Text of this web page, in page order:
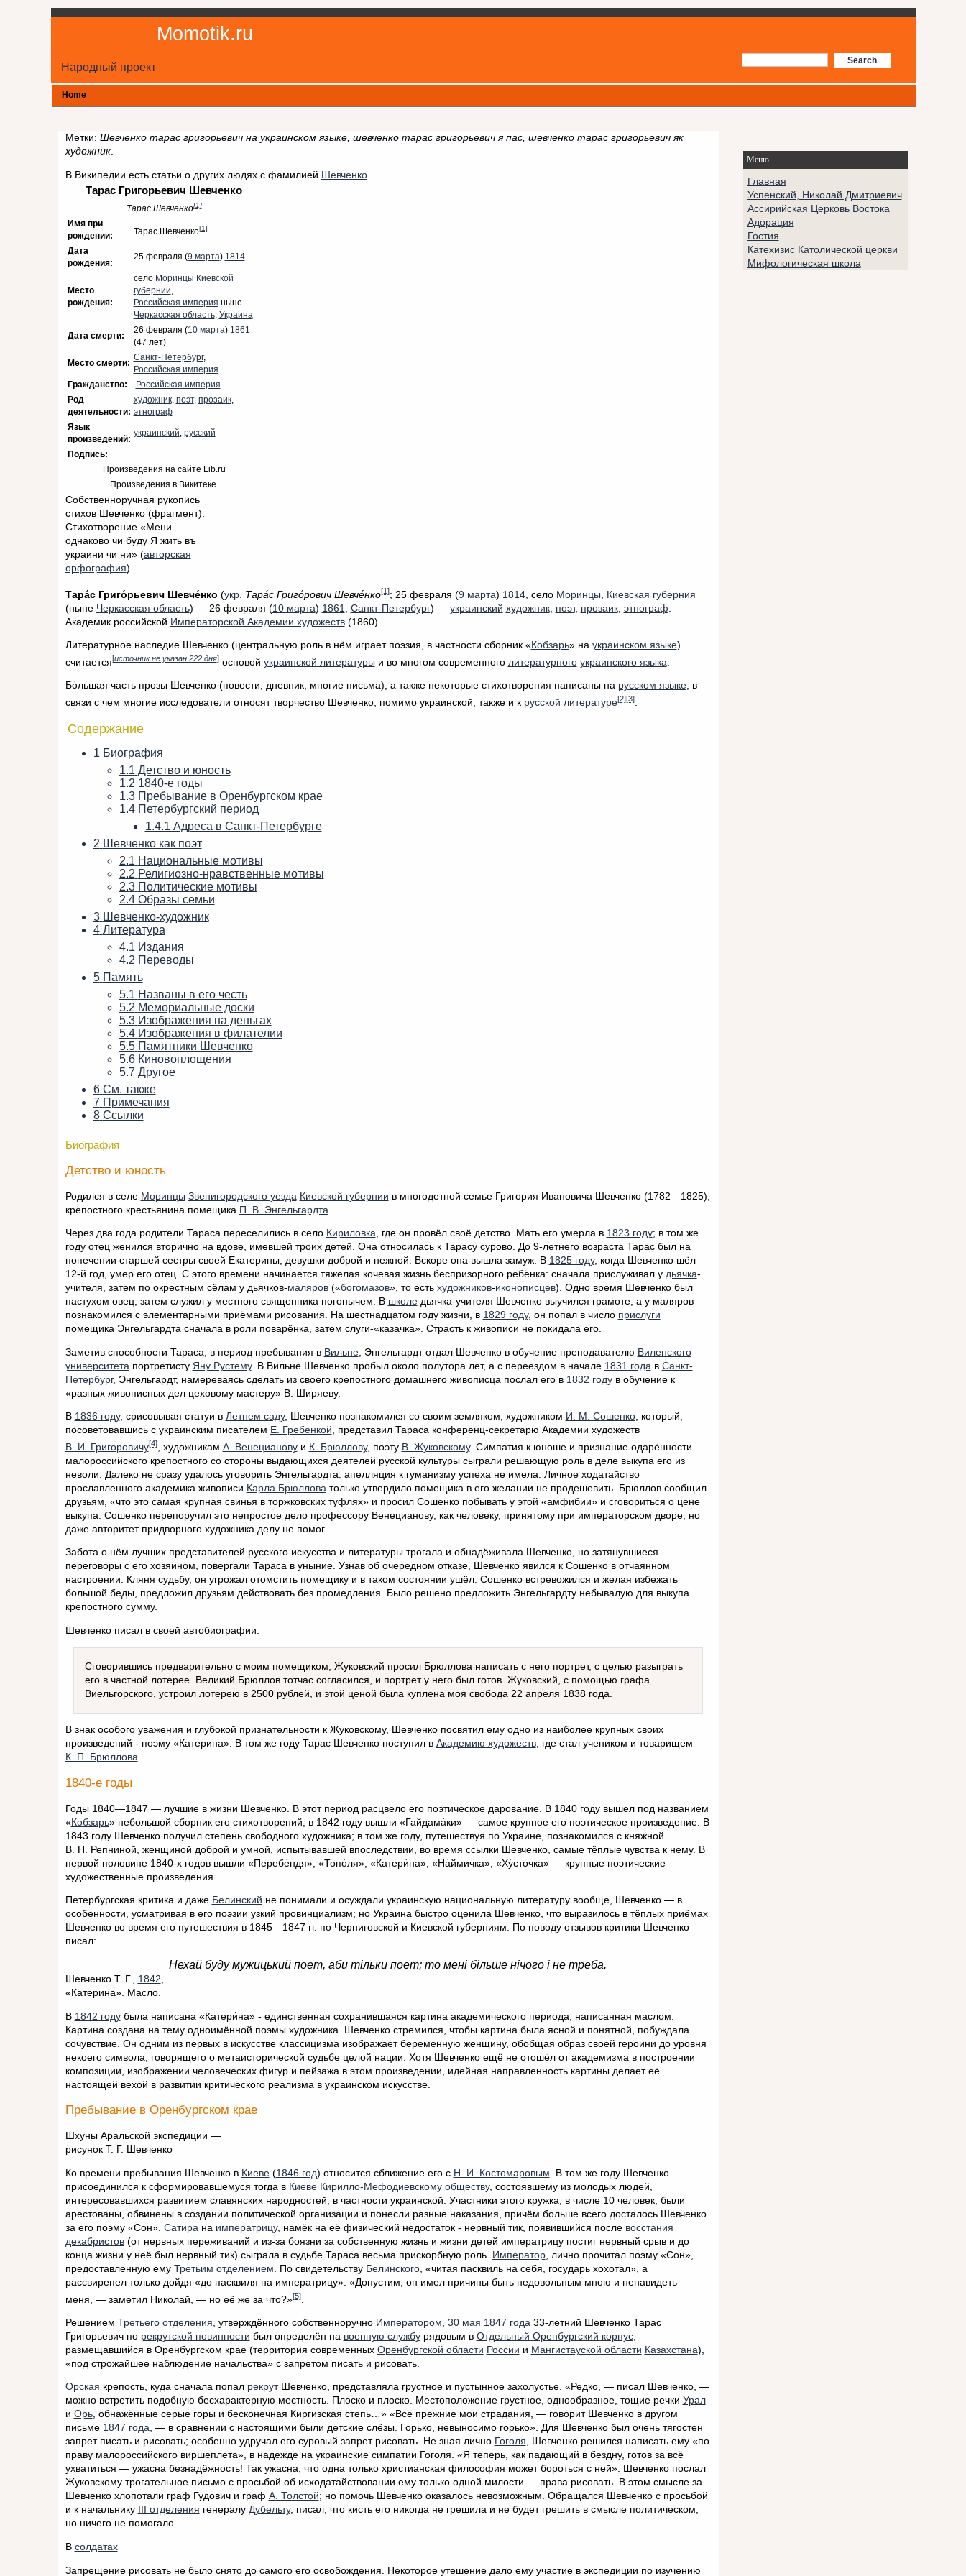
Momotik.ru
Народный проект
Home
Меню
Главная
Успенский, Николай Дмитриевич
Ассирийская Церковь Востока
Адорация
Гостия
Катехизис Католической церкви
Мифологическая школа
Метки: Шевченко тарас григорьевич на украинском языке, шевченко тарас григорьевич я пас, шевченко тарас григорьевич як
художник.
В Википедии есть статьи о других людях с фамилией Шевченко.
Тарас Григорьевич Шевченко
Тарас Шевченко[1]
Имя при
рождении:
Тарас Шевченко[1]
Дата
рождения:
25 февраля (9 марта) 1814
Место
рождения:
село Моринцы Киевской
губернии
Российская империя ныне
Черкасская область, Украина
Дата смерти:
26 февраля (10 марта) 1861
(47 лет)
Место смерти:
Санкт-Петербург,
Российская империя
Гражданство:
Российская империя
Род
деятельности:
художник, поэт, прозаик,
этнограф
Язык
произведений:
украинский русский
Подпись:
Произведения на сайте Lib.ru
Произведения в Викитеке.
Собственноручная рукопись
стихов Шевченко (фрагмент).
Стихотворение «Мени
однаково чи буду Я жить въ
украини чи ни» (авторская
орфография)
Тара́с Григо́рьевич Шевче́нко (укр. Тара́с Григо́рович Шевче́нко[1]; 25 февраля (9 марта) 1814, село Моринцы
Киевская губерния
(ныне Черкасская область) — 26 февраля (10 марта) 1861 Санкт-Петербург) — украинский художник, поэт, прозаик, этнограф
Академик российской Императорской Академии художеств(1860).
Литературное наследие Шевченко (центральную роль в нём играет поэзия, в частности сборник « Кобзарь» на украинском языке)
считается[источник не указан 222 дня]основой украинской литературы и во многом современного литературного украинского языка
Бо́льшая часть прозы Шевченко (повести, дневник, многие письма), а также некоторые стихотворения написаны на русском языке, в
связи с чем многие исследователи относят творчество Шевченко, помимо украинской, также и к русской литературе[2][3].
Содержание
1 Биография
1.1 Детство и юность
1.2 1840-е годы
1.3 Пребывание в Оренбургском крае
1.4 Петербургский период
1.4.1 Адреса в Санкт-Петербурге
2 Шевченко как поэт
2.1 Национальные мотивы
2.2 Религиозно-нравственные мотивы
2.3 Политические мотивы
2.4 Образы семьи
3 Шевченко-художник
4 Литература
4.1 Издания
4.2 Переводы
5 Память
5.1 Названы в его честь
5.2 Мемориальные доски
5.3 Изображения на деньгах
5.4 Изображения в филателии
5.5 Памятники Шевченко
5.6 Киновоплощения
5.7 Другое
6 См. также
7 Примечания
8 Ссылки
Биография
Детство и юность
Родился в селе Моринцы Звенигородского уезда Киевской губернии в многодетной семье Григория Ивановича Шевченко (1782—1825),
крепостного крестьянина помещика П. В. Энгельгардта
Через два года родители Тараса переселились в село Кириловка, где он провёл своё детство. Мать его умерла в 1823 году; в том же
году отец женился вторично на вдове, имевшей троих детей. Она относилась к Тарасу сурово. До 9-летнего возраста Тарас был на
попечении старшей сестры своей Екатерины, девушки доброй и нежной. Вскоре она вышла замуж. В 1825 году, когда Шевченко шёл
12-й год, умер его отец. С этого времени начинается тяжёлая кочевая жизнь беспризорного ребёнка: сначала прислуживал у дьячка-
учителя, затем по окрестным сёлам у дьячков-маляров(«богомазов», то есть художников-иконописцев). Одно время Шевченко был
пастухом овец, затем служил у местного священника погонычем. В школедьячка-учителя Шевченко выучился грамоте, а у маляров
познакомился с элементарными приёмами рисования. На шестнадцатом году жизни, в 1829 году, он попал в число прислуги
помещика Энгельгардта сначала в роли поварёнка, затем слуги-«казачка». Страсть к живописи не покидала его.
Заметив способности Тараса, в период пребывания в Вильне, Энгельгардт отдал Шевченко в обучение преподавателю Виленского
университета портретисту Яну Рустему. В Вильне Шевченко пробыл около полутора лет, а с переездом в начале 1831 года в Санкт-
Петербург, Энгельгардт, намереваясь сделать из своего крепостного домашнего живописца послал его в 1832 годув обучение к
«разных живописных дел цеховому мастеру» В. Ширяеву.
В 1836 году, срисовывая статуи в Летнем саду, Шевченко познакомился со своим земляком, художником И. М. Сошенко, который,
посоветовавшись с украинским писателем Е. Гребенкой, представил Тараса конференц-секретарю Академии художеств
В. И. Григоровичу[4], художникам А. Венециановуи К. Брюллову, поэту В. Жуковскому. Симпатия к юноше и признание одарённости
малороссийского крепостного со стороны выдающихся деятелей русской культуры сыграли решающую роль в деле выкупа его из
неволи. Далеко не сразу удалось уговорить Энгельгардта: апелляция к гуманизму успеха не имела. Личное ходатайство
прославленного академика живописи Карла Брюллова только утвердило помещика в его желании не продешевить. Брюллов сообщил
друзьям, «что это самая крупная свинья в торжковских туфлях» и просил Сошенко побывать у этой «амфибии» и сговориться о цене
выкупа. Сошенко перепоручил это непростое дело профессору Венецианову, как человеку, принятому при императорском дворе, но
даже авторитет придворного художника делу не помог.
Забота о нём лучших представителей русского искусства и литературы трогала и обнадёживала Шевченко, но затянувшиеся
переговоры с его хозяином, повергали Тараса в уныние. Узнав об очередном отказе, Шевченко явился к Сошенко в отчаянном
настроении. Кляня судьбу, он угрожал отомстить помещику и в таком состоянии ушёл. Сошенко встревожился и желая избежать
большой беды, предложил друзьям действовать без промедления. Было решено предложить Энгельгардту небывалую для выкупа
крепостного сумму.
Шевченко писал в своей автобиографии:
Сговорившись предварительно с моим помещиком, Жуковский просил Брюллова написать с него портрет, с целью разыграть
его в частной лотерее. Великий Брюллов тотчас согласился, и портрет у него был готов. Жуковский, с помощью графа
Виельгорского, устроил лотерею в 2500 рублей, и этой ценой была куплена моя свобода 22 апреля 1838 года.
В знак особого уважения и глубокой признательности к Жуковскому, Шевченко посвятил ему одно из наиболее крупных своих
произведений - поэму «Катерина». В том же году Тарас Шевченко поступил в Академию художеств, где стал учеником и товарищем
К. П. Брюллова.
1840-е годы
Годы 1840—1847 — лучшие в жизни Шевченко. В этот период расцвело его поэтическое дарование. В 1840 году вышел под названием
« Кобзарь» небольшой сборник его стихотворений; в 1842 году вышли «Гайдама́ки» — самое крупное его поэтическое произведение. В
1843 году Шевченко получил степень свободного художника; в том же году, путешествуя по Украине, познакомился с княжной
В. Н. Репниной, женщиной доброй и умной, испытывавшей впоследствии, во время ссылки Шевченко, самые тёплые чувства к нему. В
первой половине 1840-х годов вышли «Перебе́ндя», «Топо́ля», «Катери́на», «На́ймичка», «Ху́сточка» — крупные поэтические
художественные произведения.
Петербургская критика и даже Белинский не понимали и осуждали украинскую национальную литературу вообще, Шевченко — в
особенности, усматривая в его поэзии узкий провинциализм; но Украина быстро оценила Шевченко, что выразилось в тёплых приёмах
Шевченко во время его путешествия в 1845—1847 гг. по Черниговской и Киевской губерниям. По поводу отзывов критики Шевченко
писал:
Нехай буду мужицький поет, аби тільки поет; то мені більше нічого і не треба.
Шевченко Т. Г., 1842,
«Катерина». Масло.
В 1842 годубыла написана «Катери́на» - единственная сохранившаяся картина академического периода, написанная маслом.
Картина создана на тему одноимённой поэмы художника. Шевченко стремился, чтобы картина была ясной и понятной, побуждала
сочувствие. Он одним из первых в искусстве классицизма изображает беременную женщину, обобщая образ своей героини до уровня
некоего символа, говорящего о метаисторической судьбе целой нации. Хотя Шевченко ещё не отошёл от академизма в построении
композиции, изображении человеческих фигур и пейзажа в этом произведении, идейная направленность картины делает её
настоящей вехой в развитии критического реализма в украинском искусстве.
Пребывание в Оренбургском крае
Шхуны Аральской экспедиции —
рисунок Т. Г. Шевченко
Ко времени пребывания Шевченко в Киеве(1846 год) относится сближение его с Н. И. Костомаровым . В том же году Шевченко
присоединился к сформировавшемуся тогда в Киеве Кирилло-Мефодиевскому обществу, состоявшему из молодых людей,
интересовавшихся развитием славянских народностей, в частности украинской. Участники этого кружка, в числе 10 человек, были
арестованы, обвинены в создании политической организации и понесли разные наказания, причём больше всего досталось Шевченко
за его поэму «Сон». Сатира на императрицу, намёк на её физический недостаток - нервный тик, появившийся после восстания
декабристов(от нервных переживаний и из-за боязни за собственную жизнь и жизни детей императрицу постиг нервный срыв и до
конца жизни у неё был нервный тик) сыграла в судьбе Тараса весьма прискорбную роль. Император, лично прочитал поэму «Сон»,
предоставленную ему Третьим отделением . По свидетельству Белинского, «читая пасквиль на себя, государь хохотал», а
рассвирепел только дойдя «до пасквиля на императрицу». «Допустим, он имел причины быть недовольным мною и ненавидеть
меня, — заметил Николай, — но её же за что?»[5].
Решением Третьего отделения , утверждённого собственноручно Императором 30 мая 1847 года 33-летний Шевченко Тарас
Григорьевич по рекрутской повинности был определён на военную службурядовым в Отдельный Оренбургский корпус,
размещавшийся в Оренбургском крае (территория современных Оренбургской области России и Мангистауской области Казахстана),
«под строжайшее наблюдение начальства» с запретом писать и рисовать.
Орская крепость, куда сначала попал рекрутШевченко, представляла грустное и пустынное захолустье. «Редко, — писал Шевченко, —
можно встретить подобную бесхарактерную местность. Плоско и плоско. Местоположение грустное, однообразное, тощие речки Урал
и Орь, обнажённые серые горы и бесконечная Киргизская степь…» «Все прежние мои страдания, — говорит Шевченко в другом
письме 1847 года, — в сравнении с настоящими были детские слёзы. Горько, невыносимо горько». Для Шевченко был очень тягостен
запрет писать и рисовать; особенно удручал его суровый запрет рисовать. Не зная лично Гоголя, Шевченко решился написать ему «по
праву малороссийского виршеплёта», в надежде на украинские симпатии Гоголя. «Я теперь, как падающий в бездну, готов за всё
ухватиться — ужасна безнадёжность! Так ужасна, что одна только христианская философия может бороться с ней». Шевченко послал
Жуковскому трогательное письмо с просьбой об исходатайствовании ему только одной милости — права рисовать. В этом смысле за
Шевченко хлопотали граф Гудович и граф А. Толстой; но помочь Шевченко оказалось невозможным. Обращался Шевченко с просьбой
и к начальнику
III отделения генералу Дубельту, писал, что кисть его никогда не грешила и не будет грешить в смысле политическом,
но ничего не помогало.
В солдатах
Запрещение рисовать не было снято до самого его освобождения. Некоторое утешение дало ему участие в экспедиции по изучению